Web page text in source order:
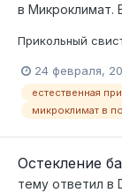
в Микроклимат.
Прикольный
24 февраля,
микроклимат в
Остекление
тему ответил в